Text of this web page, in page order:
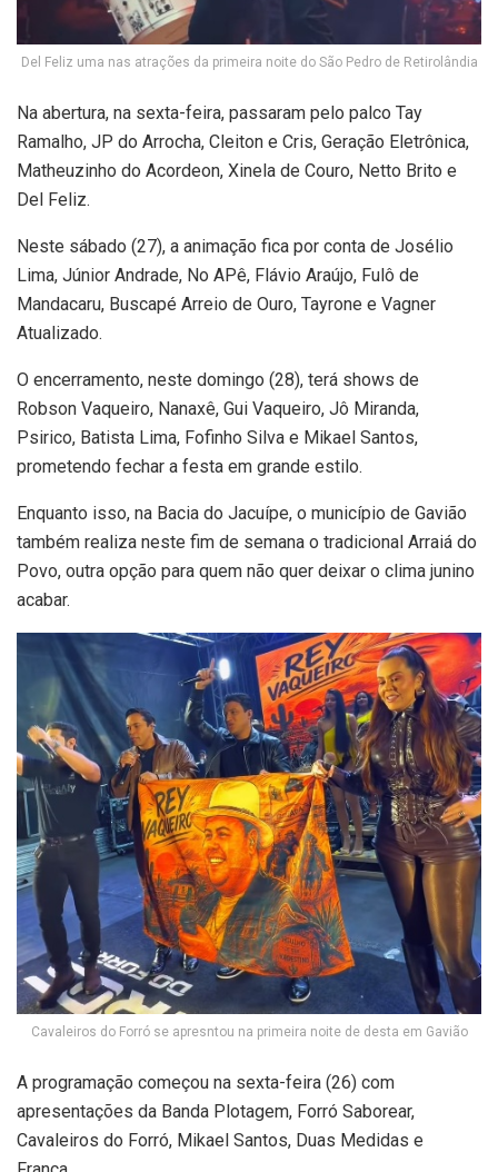
Del Feliz uma nas atrações da primeira noite do São Pedro de Retirolândia
Na abertura, na sexta-feira, passaram pelo palco Tay
Ramalho, JP do Arrocha, Cleiton e Cris, Geração Eletrônica,
Matheuzinho do Acordeon, Xinela de Couro, Netto Brito e
Del Feliz.
Neste sábado (27), a animação fica por conta de Josélio
Lima, Júnior Andrade, No APê, Flávio Araújo, Fulô de
Mandacaru, Buscapé Arreio de Ouro, Tayrone e Vagner
Atualizado.
O encerramento, neste domingo (28), terá shows de
Robson Vaqueiro, Nanaxê, Gui Vaqueiro, Jô Miranda,
Psirico, Batista Lima, Fofinho Silva e Mikael Santos,
prometendo fechar a festa em grande estilo.
Enquanto isso, na Bacia do Jacuípe, o município de Gavião
também realiza neste fim de semana o tradicional Arraiá do
Povo, outra opção para quem não quer deixar o clima junino
acabar.
Cavaleiros do Forró se apresntou na primeira noite de desta em Gavião
A programação começou na sexta-feira (26) com
apresentações da Banda Plotagem, Forró Saborear,
Cavaleiros do Forró, Mikael Santos, Duas Medidas e